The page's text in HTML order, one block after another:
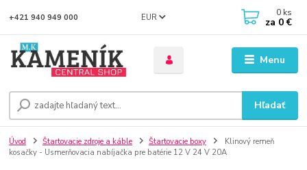
Menu
EUR
Hľadať
+421 940 949 000 0 ks
za 0 €
Úvod Štartovacie zdroje a káble Štartovacie boxy
Klinový remeň
kosačky - Usmerňovacia nabíjačka pre batérie 12 V 24 V 20A